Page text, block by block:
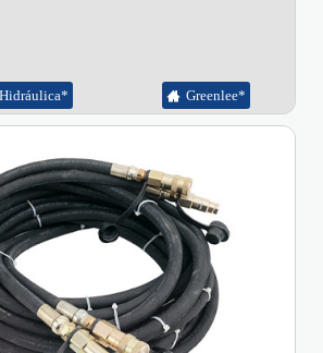
Greenlee*